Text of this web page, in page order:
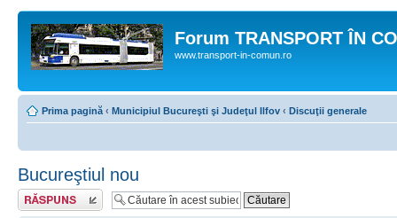
Forum TRANSPORT ÎN
www.transport-in-comun.ro
Prima pagină ‹ Municipiul Bucureşti şi Judeţul Ilfov ‹ Discuţii generale
Bucureştiul nou
Răspunde